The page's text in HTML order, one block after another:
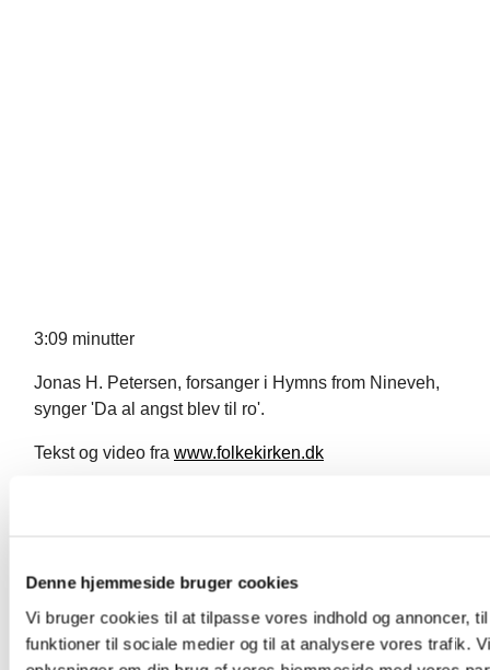
Denne hjemmeside bruger cookies
Vi bruger cookies til at tilpasse vores indhold og annoncer,
funktioner til sociale medier og til at analysere vores trafik.
3:09 minutter
Jonas H. Petersen, forsanger i Hymns from Nineveh,
synger 'Da al angst blev til ro'.
Tekst og video fra www.folkekirken.dk
Du vil måske også kunne lide...